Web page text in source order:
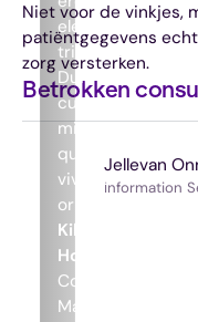
Niet voor de vinkjes,
patiëntgegevens
zorg versterken.
Betrokken
Jellevan
Information
elementum
tristique.
Duis
cursus,
mi
quis
viverra
ornare
Kilian
Houthuijzen
Commercieel
Manager